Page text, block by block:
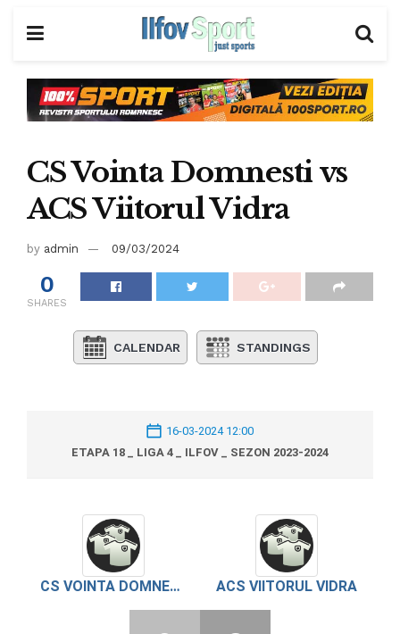
CS Vointa Domnesti vs
ACS Viitorul Vidra
by admin 09/03/2024
0
SHARES
CALENDAR STANDINGS
16-03-2024 12:00
ETAPA 18 _ LIGA 4 _ ILFOV _ SEZON 2023-2024
CS VOINTA DOMNESTI ACS VIITORUL VIDRA